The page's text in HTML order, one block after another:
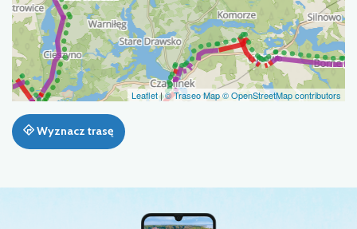
Leaflet|© Traseo Map© OpenStreetMap contributors
Wyznacz trasę